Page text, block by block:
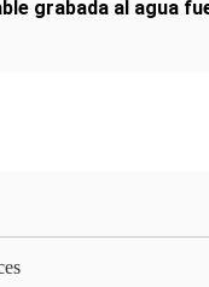
grabada al agua